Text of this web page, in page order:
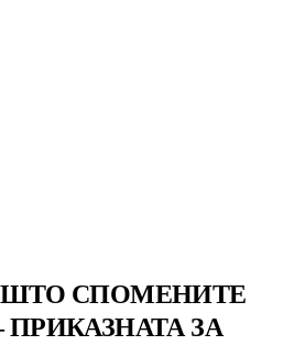
ШТО СПОМЕНИТЕ
ЗА